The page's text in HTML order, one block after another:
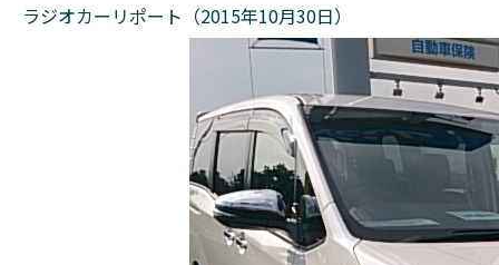
ラジオカーリポート（2015年10月30日）